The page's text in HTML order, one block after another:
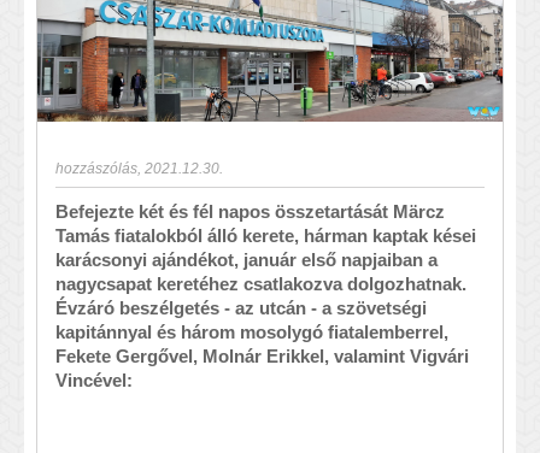
hozzászólás 2021.12.30.
Befejezte két és fél napos összetartását Märcz
Tamás fiatalokból álló kerete, hárman kaptak kései
karácsonyi ajándékot, január első napjaiban a
nagycsapat keretéhez csatlakozva dolgozhatnak.
Évzáró beszélgetés - az utcán - a szövetségi
kapitánnyal és három mosolygó fiatalemberrel,
Fekete Gergővel, Molnár Erikkel, valamint Vigvári
Vincével: